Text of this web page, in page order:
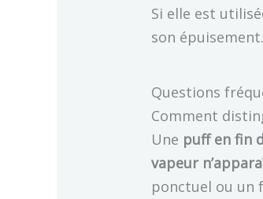
Si elle est
son épuisement.
Questions
Comment
Une puff en fin
vapeur
ponctuel ou un